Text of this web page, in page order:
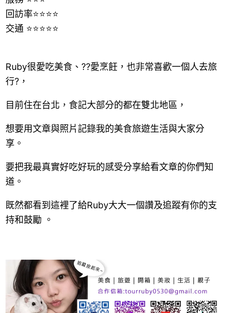
回訪率⭐⭐⭐⭐
交通 ⭐⭐⭐⭐⭐
Ruby很愛吃美食、?‍?愛烹飪，也非常喜歡一個人去旅
行?，
目前住在台北，食記大部分的都在雙北地區，
想要用文章與照片記錄我的美食旅遊生活與大家分
享。
要把我最真實好吃好玩的感受分享給看文章的你們知
道。
既然都看到這裡了給Ruby大大一個讚及追蹤有你的支
持和鼓勵 。